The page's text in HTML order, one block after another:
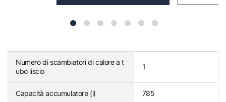
Numero di scambiatori di calore a t
ubo liscio
1
Capacità accumulatore (l) 785